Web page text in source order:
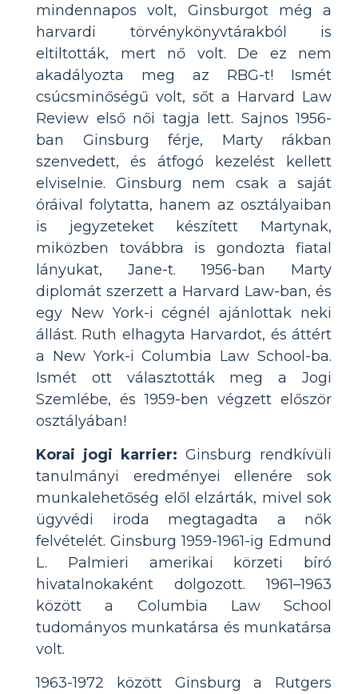
mindennapos volt, Ginsburgot még a
harvardi törvénykönyvtárakból is
eltiltották, mert nő volt. De ez nem
akadályozta meg az RBG-t! Ismét
csúcsminőségű volt, sőt a Harvard Law
Review első női tagja lett. Sajnos 1956-
ban Ginsburg férje, Marty rákban
szenvedett, és átfogó kezelést kellett
elviselnie. Ginsburg nem csak a saját
óráival folytatta, hanem az osztályaiban
is jegyzeteket készített Martynak,
miközben továbbra is gondozta fiatal
lányukat, Jane-t. 1956-ban Marty
diplomát szerzett a Harvard Law-ban, és
egy New York-i cégnél ajánlottak neki
állást. Ruth elhagyta Harvardot, és áttért
a New York-i Columbia Law School-ba.
Ismét ott választották meg a Jogi
Szemlébe, és 1959-ben végzett először
osztályában!
Korai jogi karrier: Ginsburg rendkívüli
tanulmányi eredményei ellenére sok
munkalehetőség elől elzárták, mivel sok
ügyvédi iroda megtagadta a nők
felvételét. Ginsburg 1959-1961-ig Edmund
L. Palmieri amerikai körzeti bíró
hivatalnokaként dolgozott. 1961–1963
között a Columbia Law School
tudományos munkatársa és munkatársa
volt.
1963-1972 között Ginsburg a Rutgers